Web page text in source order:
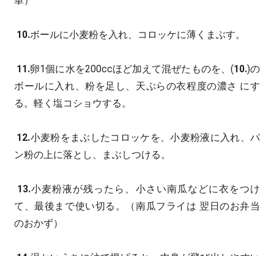
10.ボールに小麦粉を入れ、コロッケに薄くまぶす。
11.卵1個に水を200ccほど加えて混ぜたものを、(10.)の
ボールに入れ、粉を足し、天ぷらの衣程度の濃さ にす
る。軽く塩コショウする。
12.小麦粉をまぶしたコロッケを、小麦粉液に入れ、パ
ン粉の上に落とし、まぶしつける。
13.小麦粉液が残ったら、小さい南瓜などに衣をつけ
て、最後まで使い切る。（南瓜フライは 翌日のお弁当
のおかず）